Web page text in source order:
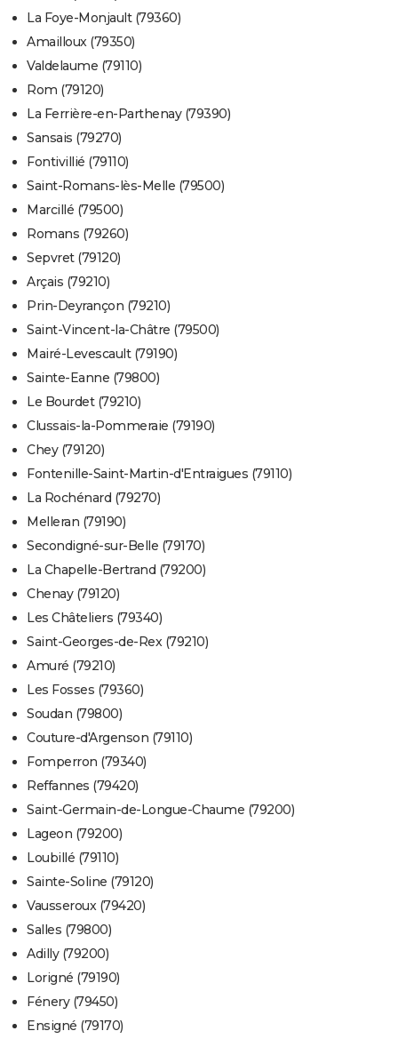
La Foye-Monjault (79360)
Amailloux (79350)
Valdelaume (79110)
Rom (79120)
La Ferrière-en-Parthenay (79390)
Sansais (79270)
Fontivillié (79110)
Saint-Romans-lès-Melle (79500)
Marcillé (79500)
Romans (79260)
Sepvret (79120)
Arçais (79210)
Prin-Deyrançon (79210)
Saint-Vincent-la-Châtre (79500)
Mairé-Levescault (79190)
Sainte-Eanne (79800)
Le Bourdet (79210)
Clussais-la-Pommeraie (79190)
Chey (79120)
Fontenille-Saint-Martin-d'Entraigues (79110)
La Rochénard (79270)
Melleran (79190)
Secondigné-sur-Belle (79170)
La Chapelle-Bertrand (79200)
Chenay (79120)
Les Châteliers (79340)
Saint-Georges-de-Rex (79210)
Amuré (79210)
Les Fosses (79360)
Soudan (79800)
Couture-d'Argenson (79110)
Fomperron (79340)
Reffannes (79420)
Saint-Germain-de-Longue-Chaume (79200)
Lageon (79200)
Loubillé (79110)
Sainte-Soline (79120)
Vausseroux (79420)
Salles (79800)
Adilly (79200)
Lorigné (79190)
Fénery (79450)
Ensigné (79170)